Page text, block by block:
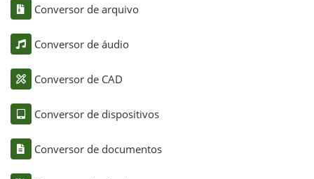
Conversor de arquivo
Conversor de áudio
Conversor de CAD
Conversor de dispositivos
Conversor de documentos